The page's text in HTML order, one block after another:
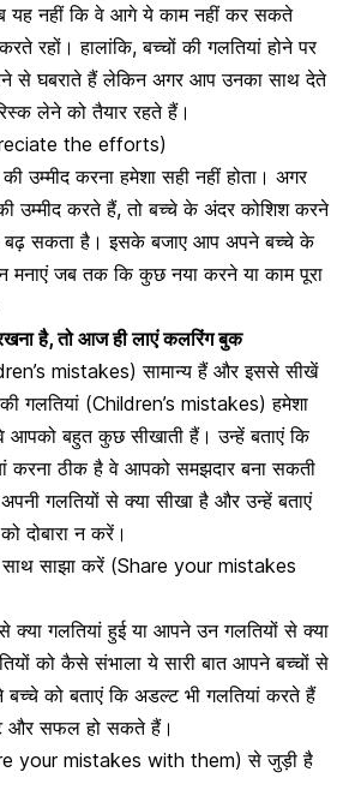
यह नहीं कि वे आगे ये काम नहीं कर सकते
रहों। हालांकि, बच्चों की गलतियां होने पर
से घबराते हैं लेकिन अगर आप उनका साथ देते
लेने को तैयार रहते हैं।
the efforts)
उम्मीद करना हमेशा सही नहीं होता। अगर
उम्मीद करते हैं, तो बच्चे के अंदर कोशिश करने
सकता है। इसके बजाए आप अपने बच्चे के
मनाएं जब तक कि कुछ नया करने या काम पूरा
है, तो आज ही लाएं कलरिंग बुक
mistakes) सामान्य हैं और इससे सीखें
कीगलतियां (Children’s mistakes) हमेशा
आपको बहुत कुछ सीखाती हैं। उन्हें बताएं कि
करना ठीक है वे आपकोसमझदारबना सकती
गलतियों से क्या सीखा है और उन्हें बताएं
को दोबारा न करें।
साथ साझा करें (Share your mistakes
गलतियां हुई या आपने उनगलतियों से क्या
को कैसे संभाला ये सारी बात आपने बच्चों से
को बताएं कि अडल्टभी गलतियां करते हैं
और सफल हो सकते हैं।
your mistakes with them) से जुड़ी है